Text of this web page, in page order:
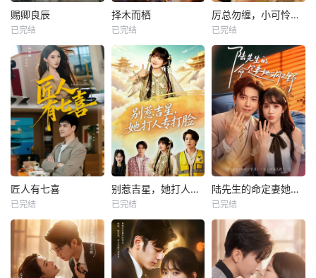
赐卿良辰
已完结
择木而栖
已完结
厉总勿缠，小可怜只想当厂妹
已完结
匠人有七喜
已完结
别惹吉星，她打人专打脸
已完结
陆先生的命定妻她飒又野
已完结